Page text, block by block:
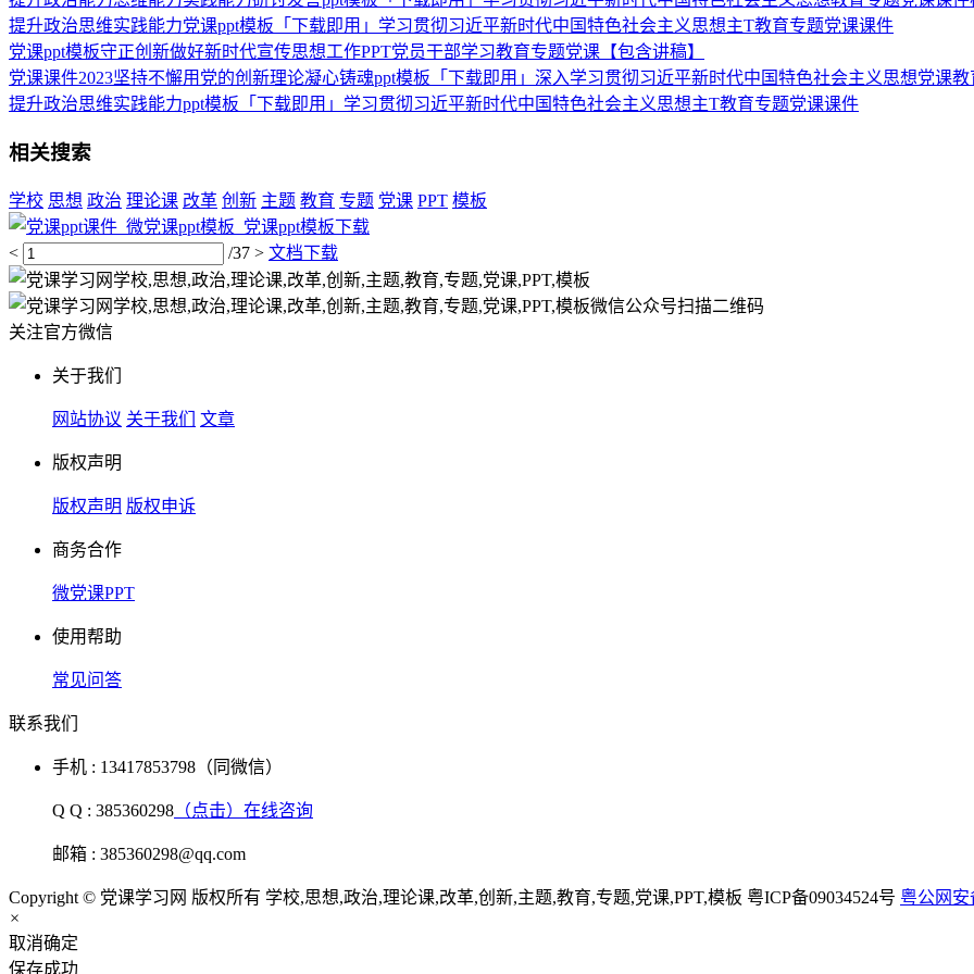
提升政治思维实践能力党课ppt模板「下载即用」学习贯彻习近平新时代中国特色社会主义思想主T教育专题党课课件
党课ppt模板守正创新做好新时代宣传思想工作PPT党员干部学习教育专题党课【包含讲稿】
党课课件2023坚持不懈用党的创新理论凝心铸魂ppt模板「下载即用」深入学习贯彻习近平新时代中国特色社会主义思想党课教
提升政治思维实践能力ppt模板「下载即用」学习贯彻习近平新时代中国特色社会主义思想主T教育专题党课课件
相关搜索
学校 思想 政治 理论课 改革 创新 主题 教育 专题 党课 PPT 模板
< /37 > 文档下载
扫描二维码
关注官方微信
关于我们
网站协议 关于我们 文章
版权声明
版权声明 版权申诉
商务合作
微党课PPT
使用帮助
常见问答
联系我们
手机 : 13417853798（同微信）
Q Q : 385360298 （点击）在线咨询
邮箱 : 385360298@qq.com
Copyright © 党课学习网 版权所有 学校,思想,政治,理论课,改革,创新,主题,教育,专题,党课,PPT,模板 粤ICP备09034524号 粤公网安
×
取消确定
保存成功